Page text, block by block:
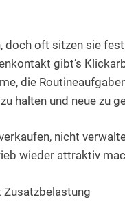
doch oft sitzen sie
gibt’s
die
halten und neue zu
nicht
wieder attraktiv